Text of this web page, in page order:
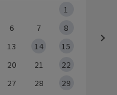
1
6 7
8
13 14
15
20 21
22
27 28
29